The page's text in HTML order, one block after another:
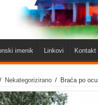
imenik Linkovi Kontakt
/ Nekategorizirano / Braća po ocu